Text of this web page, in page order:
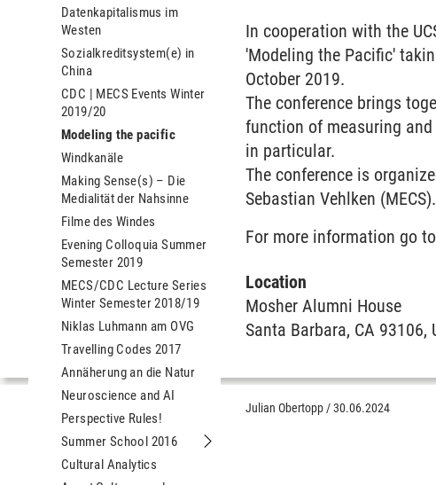
Datenkapitalismus im
Westen
Sozialkreditsystem(e) in
China
CDC | MECS Events Winter
2019/20
Modeling the pacific
Windkanäle
Making Sense(s) – Die
Medialität der Nahsinne
Filme des Windes
Evening Colloquia Summer
Semester 2019
MECS/CDC Lecture Series
Winter Semester 2018/19
Niklas Luhmann am OVG
Travelling Codes 2017
Annäherung an die Natur
Neuroscience and AI
Perspective Rules!
Summer School 2016
Untermenu Summer School 2016
Cultural Analytics
In cooperation with the
'Modeling the Pacific'
October 2019.
The conference brings
function of measuring
in particular.
The conference is
Sebastian Vehlken (MECS).
For more information go to
Location
Mosher Alumni House
Santa Barbara, CA 93106,
Julian Obertopp /30.06.2024